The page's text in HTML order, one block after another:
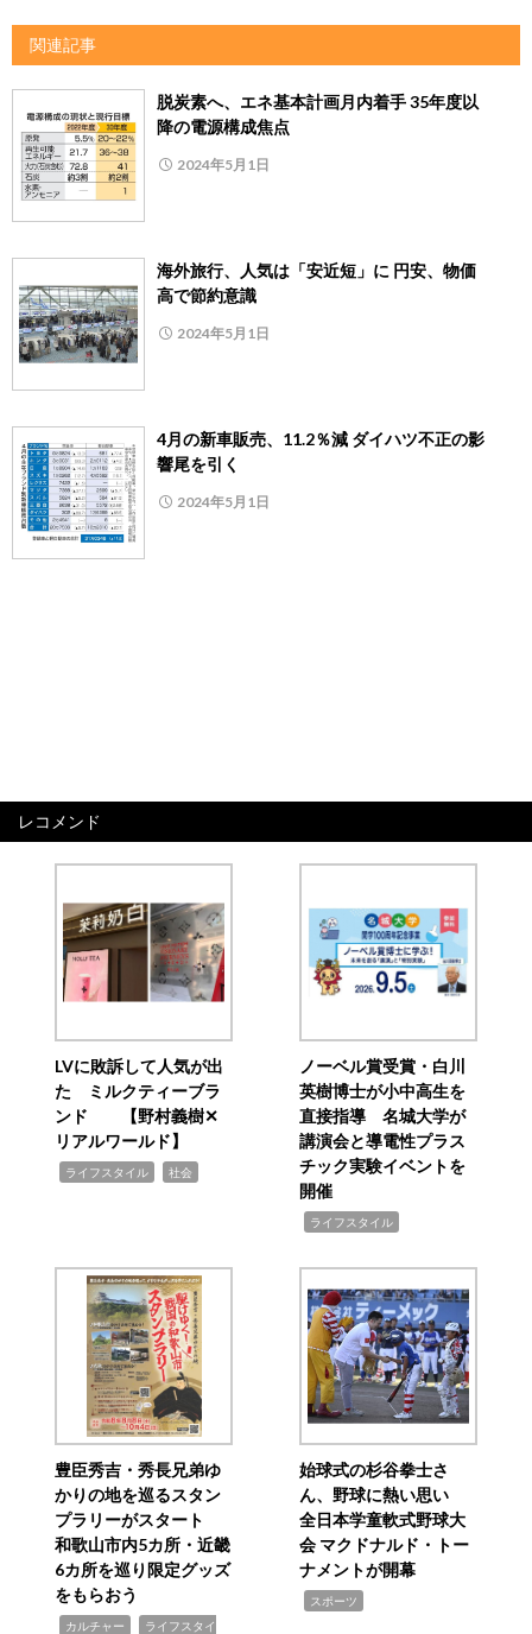
関連記事
脱炭素へ、エネ基本計画月内着手 35年度以
降の電源構成焦点
2024年5月1日
海外旅行、人気は「安近短」に 円安、物価
高で節約意識
2024年5月1日
4月の新車販売、11.2％減 ダイハツ不正の影
響尾を引く
2024年5月1日
レコメンド
LVに敗訴して人気が出
た ミルクティーブラ
ンド 【野村義樹✕
リアルワールド】
ライフスタイル 社会
ノーベル賞受賞・白川
英樹博士が小中高生を
直接指導 名城大学が
講演会と導電性プラス
チック実験イベントを
開催
ライフスタイル
豊臣秀吉・秀長兄弟ゆ
かりの地を巡るスタン
プラリーがスタート
和歌山市内5カ所・近畿
6カ所を巡り限定グッズ
をもらおう
カルチャー ライフスタイ
始球式の杉谷拳士さ
ん、野球に熱い思い
全日本学童軟式野球大
会 マクドナルド・トー
ナメントが開幕
スポーツ